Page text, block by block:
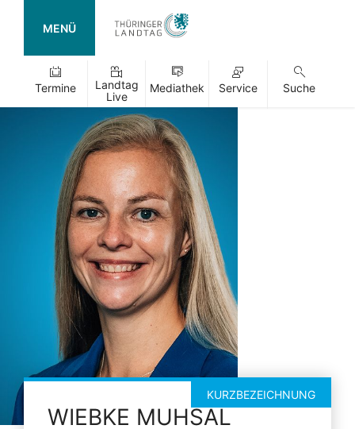
MENÜ
Termine
Landtag
Live
Mediathek Service Suche
KURZBEZEICHNUNG
WIEBKE MUHSAL